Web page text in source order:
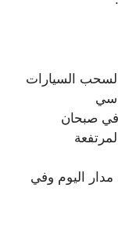
السيارات
صبحان
اليوم وفي